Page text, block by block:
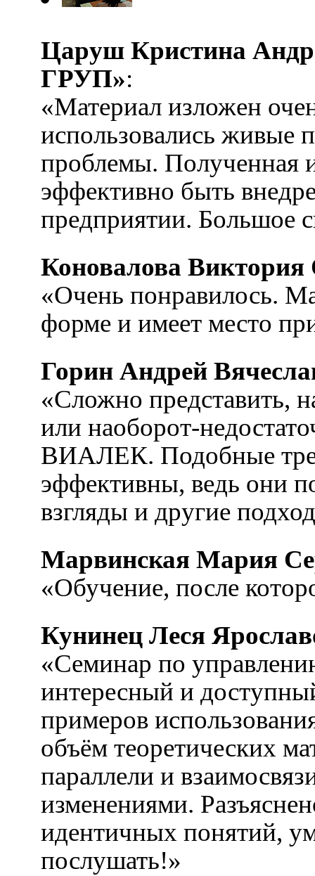
Царуш Кристина
ГРУП»:
«Материал изложен
использовались живые
проблемы. Полученная
эффективно быть
предприятии. Большое
Коновалова
«Очень понравилось.
форме и имеет место
Горин Андрей
«Сложно представить,
или наоборот-
ВИАЛЕК. Подобные
эффективны, ведь они
взгляды и другие
Марвинская Мария
«Обучение, после
Кунинец Леся
«Семинар по
интересный и
примеров
объём теоретических
параллели и
изменениями.
идентичных понятий,
послушать!»